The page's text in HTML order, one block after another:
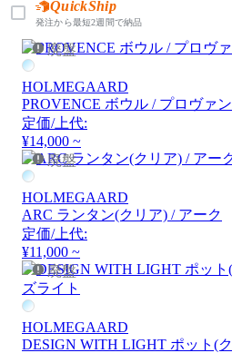
QuickShip
発注から最短2週間で納品
廃盤
HOLMEGAARD
PROVENCE ボウル / プロヴァ
定価/上代:
¥14,000 ~
廃盤
HOLMEGAARD
ARC ランタン(クリア) / アーク
定価/上代:
¥11,000 ~
廃盤
HOLMEGAARD
DESIGN WITH LIGHT ポット(